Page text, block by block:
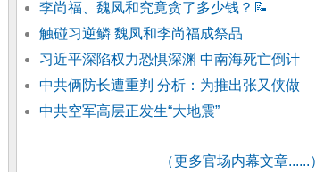
李尚福、魏凤和究竟贪了多少钱？ 📝
触碰习逆鳞 魏凤和李尚福成祭品
习近平深陷权力恐惧深渊 中南海死亡倒计
中共俩防长遭重判 分析：为推出张又侠做
中共空军高层正发生“大地震”
（更多官场内幕文章......）